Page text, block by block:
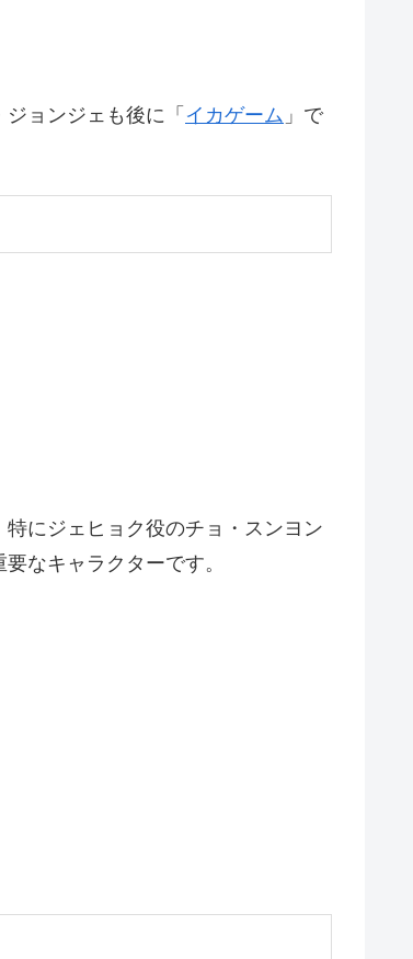
ョンジェも後に「 イカゲーム 」で
にジェヒョク役のチョ・スンヨン
なキャラクターです。